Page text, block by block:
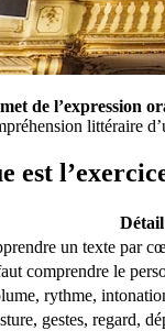
de l’expression
littéraire
est
Détail
un texte par
comprendre le
rythme,
gestes, regard,